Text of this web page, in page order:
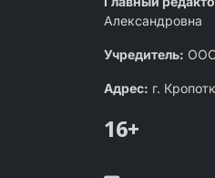
Александровна
Учредитель: ООО
Адрес: г.
16+